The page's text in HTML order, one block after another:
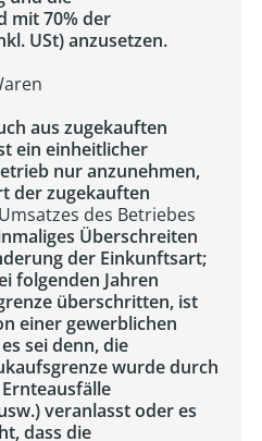
mit 70% der
USt) anzusetzen.
aus zugekauften
ein einheitlicher
nur anzunehmen,
der zugekauften
des Betriebes
Überschreiten
der Einkunftsart;
folgenden Jahren
überschritten, ist
einer gewerblichen
sei denn, die
wurde durch
veranlasst oder es
dass die